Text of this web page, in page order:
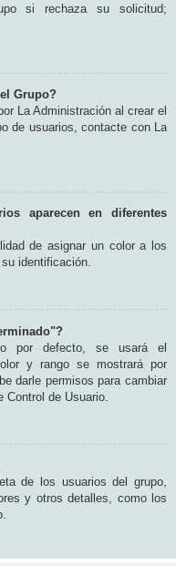
si rechaza su solicitud;
Grupo?
La Administración al crear el
de usuarios, contacte con La
aparecen en diferentes
de asignar un color a los
identificación.
por defecto, se usará el
y rango se mostrará por
darle permisos para cambiar
de Usuario.
de los usuarios del grupo,
y otros detalles, como los